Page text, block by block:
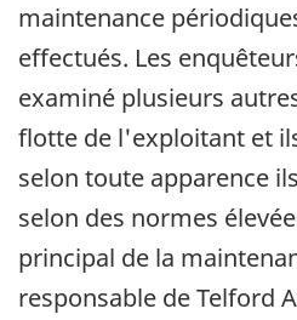
maintenance
effectués. Les
examiné plusieurs
flotte de l'exploitant et
selon toute apparence
selon des normes
principal de la
responsable de Telford